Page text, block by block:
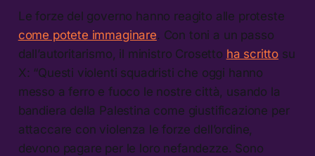
Le forze del governo hanno reagito alle proteste
come potete immaginare. Con toni a un passo
dall’autoritarismo, il ministro Crosetto ha scritto su
X: “Questi violenti squadristi che oggi hanno
messo a ferro e fuoco le nostre città, usando la
bandiera della Palestina come giustificazione per
attaccare con violenza le forze dell’ordine,
devono pagare per le loro nefandezze. Sono